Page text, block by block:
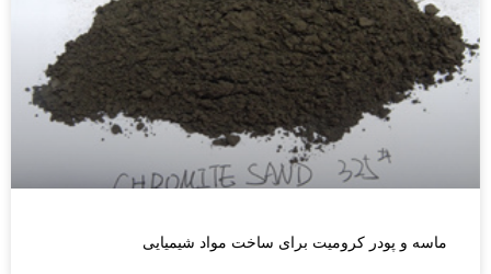
ماسه و پودر کرومیت برای ساخت مواد شیمیایی